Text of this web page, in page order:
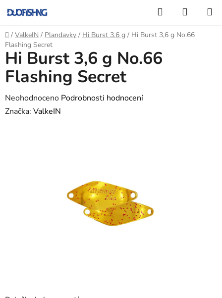
na
obsah
Hledat
KOŠÍK
Domů
/ ValkeIN / Plandavky / Hi Burst 3,6 g / Hi Burst 3,6 g No.66
Flashing Secret
Hi Burst 3,6 g No.66
Flashing Secret
Průměrné
hodnocení
Neohodnoceno Podrobnosti hodnocení
Značka: ValkeIN